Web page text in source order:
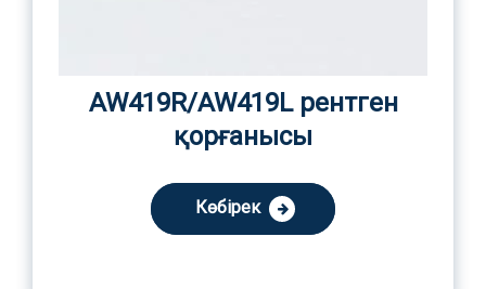
AW419R/AW419L рентген
қорғанысы
Көбірек